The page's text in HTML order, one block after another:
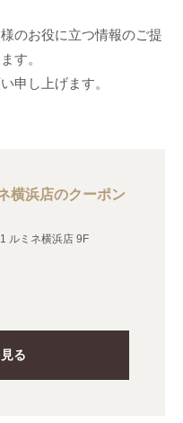
のお役に立つ情報のご提
す。
申し上げます。
横浜店のクーポン
ルミネ横浜店 9F
る